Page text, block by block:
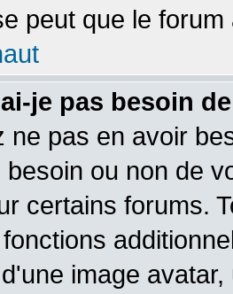
peut que le
je pas besoin
ne pas en avoir
ou non de
certains forums.
image